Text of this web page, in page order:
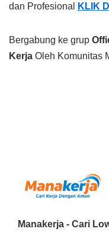
dan Profesional
KLIK
Bergabung ke grup
Kerja Oleh Komunitas
Manakerja - Cari